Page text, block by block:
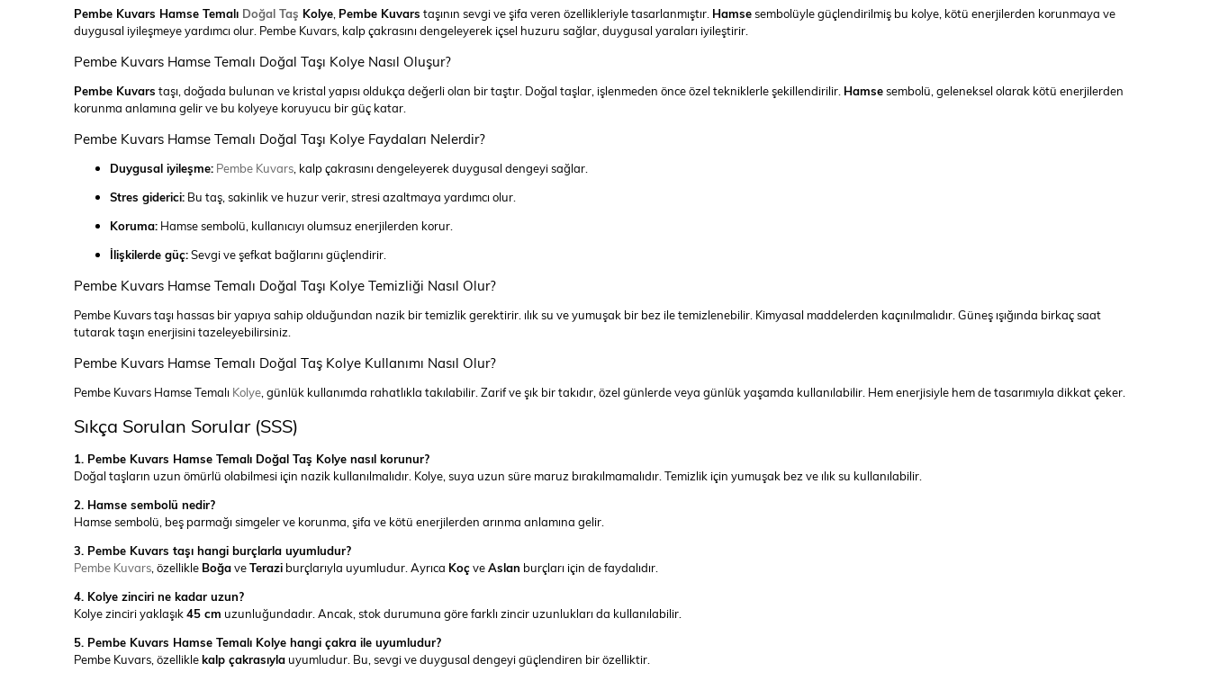
Pembe Kuvars Hamse Temalı Doğal Taş Kolye, Pembe Kuvars taşının sevgi ve şifa veren özellikleriyle tasarlanmıştır. Hamsesembolüyle güçlendirilmiş bu kolye, kötü enerjilerden korunmaya ve
duygusal iyileşmeye yardımcı olur. Pembe Kuvars, kalp çakrasını dengeleyerek içsel huzuru sağlar, duygusal yaraları iyileştirir.
Pembe Kuvars Hamse Temalı Doğal Taşı Kolye Nasıl Oluşur?
Pembe Kuvars taşı, doğada bulunan ve kristal yapısı oldukça değerli olan bir taştır. Doğal taşlar, işlenmeden önce özel tekniklerle şekillendirilir. Hamsesembolü, geleneksel olarak kötü enerjilerden
korunma anlamına gelir ve bu kolyeye koruyucu bir güç katar.
Pembe Kuvars Hamse Temalı Doğal Taşı Kolye Faydaları Nelerdir?
Duygusal iyileşme: Pembe Kuvars, kalp çakrasını dengeleyerek duygusal dengeyi sağlar.
Stres giderici: Bu taş, sakinlik ve huzur verir, stresi azaltmaya yardımcı olur.
Koruma: Hamse sembolü, kullanıcıyı olumsuz enerjilerden korur.
İlişkilerde güç:Sevgi ve şefkat bağlarını güçlendirir.
Pembe Kuvars Hamse Temalı Doğal Taşı Kolye Temizliği Nasıl Olur?
Pembe Kuvars taşı hassas bir yapıya sahip olduğundan nazik bir temizlik gerektirir. ılık su ve yumuşak bir bez ile temizlenebilir. Kimyasal maddelerden kaçınılmalıdır. Güneş ışığında birkaç saat
tutarak taşın enerjisini tazeleyebilirsiniz.
Pembe Kuvars Hamse Temalı Doğal Taş Kolye Kullanımı Nasıl Olur?
Pembe Kuvars Hamse Temalı Kolye, günlük kullanımda rahatlıkla takılabilir. Zarif ve şık bir takıdır, özel günlerde veya günlük yaşamda kullanılabilir. Hem enerjisiyle hem de tasarımıyla dikkat çeker.
Sıkça Sorulan Sorular (SSS)
1. Pembe Kuvars Hamse Temalı Doğal Taş Kolye nasıl korunur?
Doğal taşların uzun ömürlü olabilmesi için nazik kullanılmalıdır. Kolye, suya uzun süre maruz bırakılmamalıdır. Temizlik için yumuşak bez ve ılık su kullanılabilir.
2. Hamse sembolü nedir?
Hamse sembolü, beş parmağı simgeler ve korunma, şifa ve kötü enerjilerden arınma anlamına gelir.
3. Pembe Kuvars taşı hangi burçlarla uyumludur?
Pembe Kuvars, özellikle BoğaveTerazi burçlarıyla uyumludur. Ayrıca KoçveAslan burçları için de faydalıdır.
4. Kolye zinciri ne kadar uzun?
Kolye zinciri yaklaşık45 cm uzunluğundadır. Ancak, stok durumuna göre farklı zincir uzunlukları da kullanılabilir.
5. Pembe Kuvars Hamse Temalı Kolye hangi çakra ile uyumludur?
Pembe Kuvars, özelliklekalp çakrasıyla uyumludur. Bu, sevgi ve duygusal dengeyi güçlendiren bir özelliktir.